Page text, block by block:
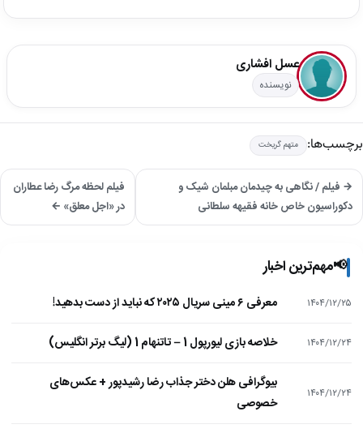
عسل افشاری
نویسنده
برچسب‌ها: متهم گریخت
→ فیلم / نگاهی به چیدمان مبلمان شیک و
دکوراسیون خاص خانه فقیهه سلطانی
فیلم لحظه مرگ رضا عطاران
در «اجل معلق» ←
📢مهم‌ترین اخبار
۱۴۰۴/۱۲/۲۵ معرفی ۶ مینی سریال ۲۰۲۵ که نباید از دست بدهید!
۱۴۰۴/۱۲/۲۴ خلاصه بازی لیورپول 1 – تاتنهام 1 (لیگ برتر انگلیس)
۱۴۰۴/۱۲/۲۴
بیوگرافی هلن دختر جذاب رضا رشیدپور + عکس‌های
خصوصی